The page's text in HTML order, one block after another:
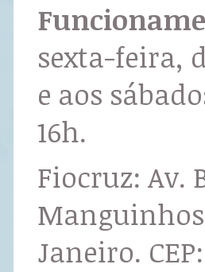
sexta-feira,
e aos
16h.
Fiocruz: Av.
Janeiro.